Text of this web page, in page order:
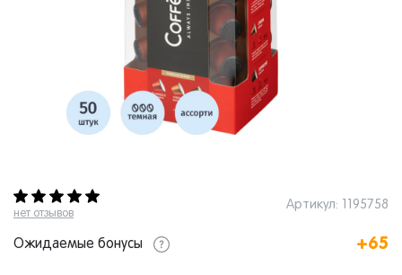
нет отзывов
Артикул: 1195758
Ожидаемые бонусы +65